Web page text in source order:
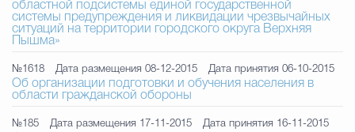
областной подсистемы единой государственной
системы предупреждения и ликвидации чрезвычайных
ситуаций на территории городского округа Верхняя
Пышма»
№1618 Дата размещения 08-12-2015 Дата принятия 06-10-2015
Об организации подготовки и обучения населения в
области гражданской обороны
№185 Дата размещения 17-11-2015 Дата принятия 16-11-2015